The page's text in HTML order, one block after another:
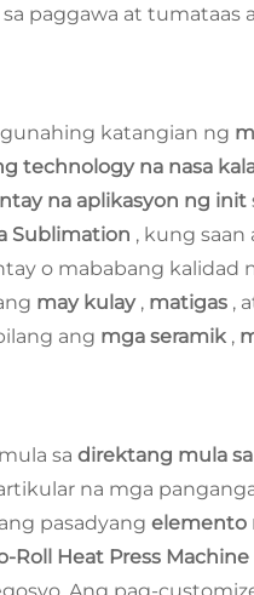
paggawa at tumataas
katangian ng
technology na nasa
na aplikasyon ng init
Sublimation , kung saan
o mababang kalidad
may kulay , matigas ,
ang mga seramik ,
sa direktang mula
na mga
pasadyang elemento
Roll Heat Press Machine
Ang pag-